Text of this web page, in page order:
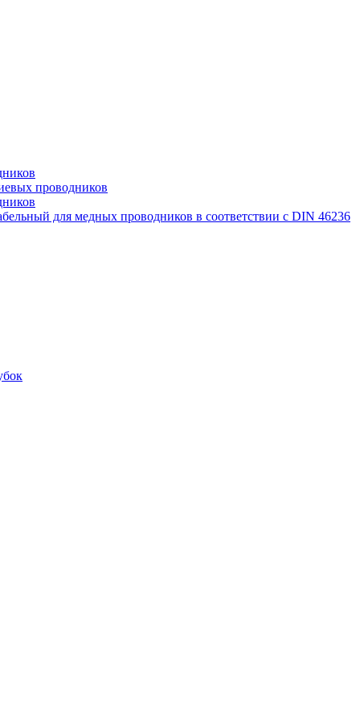
проводников
для медных проводников в соответствии с DIN 46236